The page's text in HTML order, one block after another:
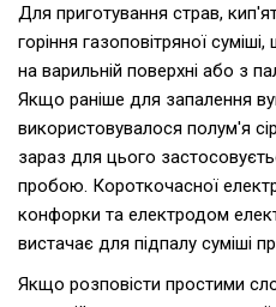
Для приготування страв,
горіння газоповітряної
на варильній поверхні або з
Якщо раніше для запалення
використовувалося полум'я
зараз для цього
пробою. Короткочасної
конфорки та електродом
вистачає для підпалу суміші
Якщо розповісти простими